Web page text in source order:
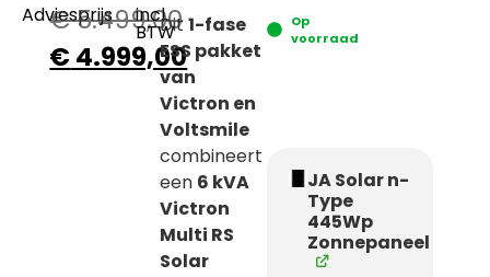
Adviesprijs
€5.499,00
€ 4.999,00
incl.
BTW
Dit1-fase
ESS pakket
van
Victron en
Voltsmile
combineert
een 6 kVA
Victron
Multi RS
Solar
Op
voorraad
JA Solar n-
Type
445Wp
Zonnepaneel